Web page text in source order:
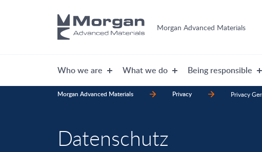
Morgan Advanced Materials
Who we are What we do Being responsible
Morgan Advanced Materials Privacy Privacy
Datenschutz